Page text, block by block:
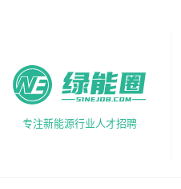
专注新能源行业人才招聘